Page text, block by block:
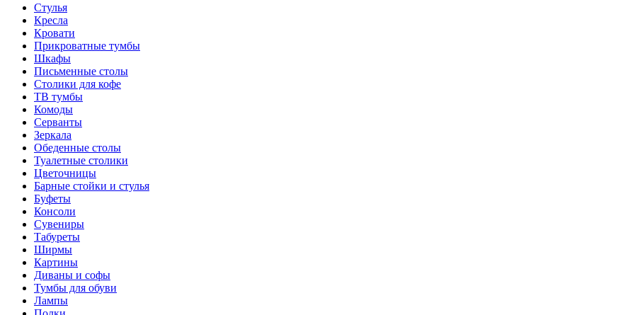
Стулья
Кресла
Кровати
Прикроватные тумбы
Шкафы
Письменные столы
Столики для кофе
ТВ тумбы
Комоды
Серванты
Зеркала
Обеденные столы
Туалетные столики
Цветочницы
Барные стойки и стулья
Буфеты
Консоли
Сувениры
Табуреты
Ширмы
Картины
Диваны и софы
Тумбы для обуви
Лампы